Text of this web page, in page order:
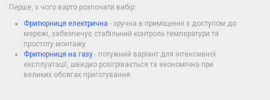
Перше, з чого варто розпочати вибір:
Фритюрниця електрична - зручна в приміщенні з доступом до
мережі, забезпечує стабільний контроль температури та
простоту монтажу.
Фритюрниця на газу - потужний варіант для інтенсивної
експлуатації, швидко розігрівається та економічна при
великих обсягах приготування.